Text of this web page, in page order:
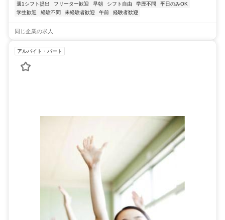
週1シフト提出
フリーター歓迎 早朝 シフト自由 学歴不問
平日のみOK
学生歓迎
経験不問 未経験者歓迎 午前 経験者歓迎
同じ企業の求人
アルバイト・パート